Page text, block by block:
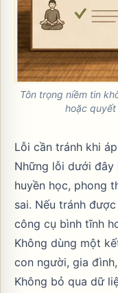
Tôn trọng niềm tin
hoặc quyết
Lỗi cần tránh khi
Những lỗi dưới đây
huyền học, phong
sai. Nếu tránh
công cụ bình tĩnh
Không dùng một
con người, gia
Không bỏ qua dữ